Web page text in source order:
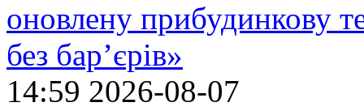
оновлену прибудинкову
без бар’єрів»
14:59 2026-08-07